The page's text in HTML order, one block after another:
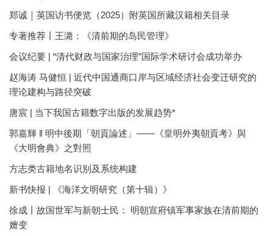
郑诚｜英国访书便览（2025）附英国所藏汉籍相关目录
专著推荐丨王潞：《清前期的岛民管理》
会议纪要 | “清代财政与国家治理”国际学术研讨会成功举办
赵海涛 马健恒 | 近代中国通商口岸与区域经济社会变迁研究的
理论建构与路径突破
唐宸 | 当下我国古籍数字出版的发展趋势*
郭嘉輝 ‖ 明中後期「朝貢論述」——《皇明外夷朝貢考》與
《大明會典》之對照
方志类古籍地名识别及系统构建
新书快报 | 《海洋文明研究（第十辑）》
徐成丨故国世军与新朝士民： 明朝宣府镇军事家族在清前期的
嬗变